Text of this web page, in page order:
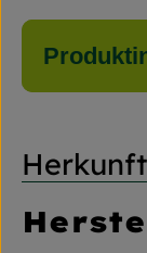
Herkunft